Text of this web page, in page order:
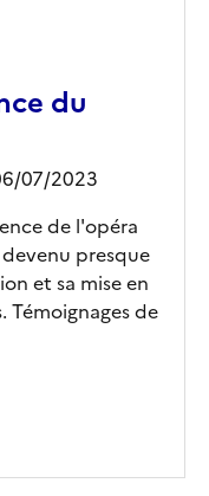
du
07/2023
de l'opéra
presque
et sa mise en
de